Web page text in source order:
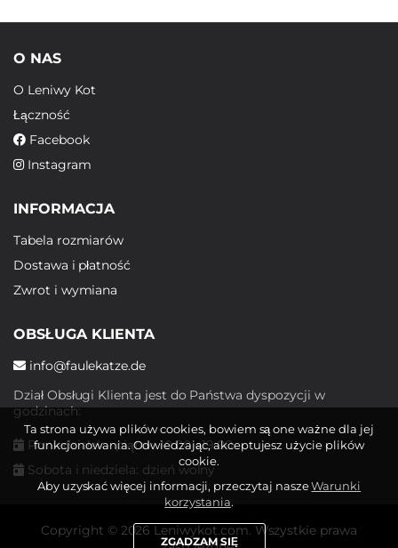
O NAS
O Leniwy Kot
Łączność
Facebook
Instagram
INFORMACJA
Tabela rozmiarów
Dostawa i płatność
Zwrot i wymiana
OBSŁUGA KLIENTA
info@faulekatze.de
Dział Obsługi Klienta jest do Państwa dyspozycji w
godzinach:
Poniedziałek - piątek: 10:00 - 19:00
Sobota i niedziela: dzień wolny
Copyright © 2026 Leniwykot.com. Wszystkie prawa
Ta strona używa plików cookies, bowiem są one ważne dla jej
funkcjonowania. Odwiedzając, akceptujesz użycie plików
cookie.
Aby uzyskać więcej informacji, przeczytaj naszeWarunki
korzystania.
ZGADZAM SIĘ